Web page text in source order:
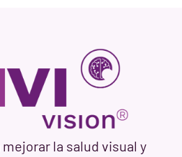
la salud visual y